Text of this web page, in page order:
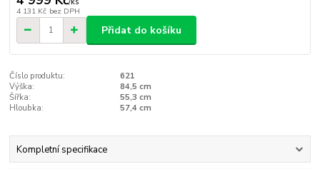
4 131 Kč bez DPH
Přidat do košíku
Číslo produktu:
621
Výška:
84,5 cm
Šířka:
55,3 cm
Hloubka:
57,4 cm
Kompletní specifikace